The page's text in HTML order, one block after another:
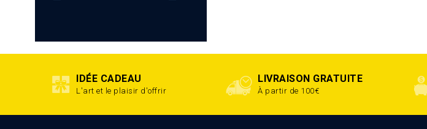
IDÉE CADEAU
L'art et le plaisir d'offrir
LIVRAISON GRATUITE
À partir de 100€